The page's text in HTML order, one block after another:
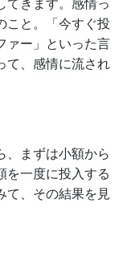
こと。「今すぐ投
ァー」といった言
て、感情に流され
、まずは小額から
を一度に投入する
て、その結果を見